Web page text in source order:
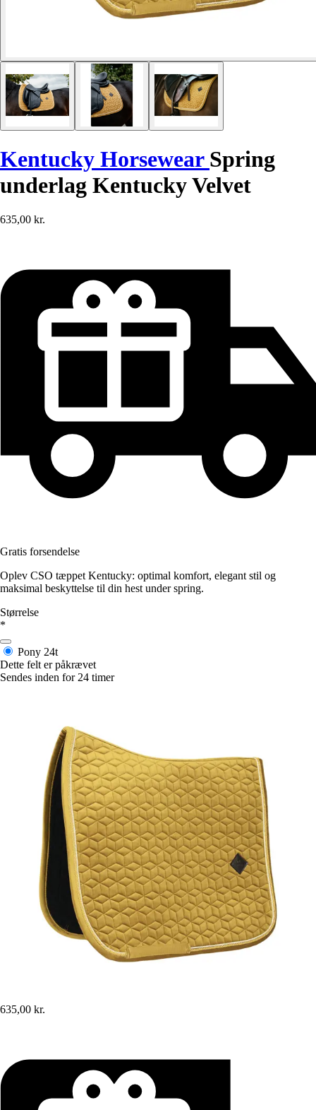
Kentucky Horsewear Spring
underlag Kentucky Velvet
635,00 kr.
Gratis forsendelse
Oplev CSO tæppet Kentucky: optimal komfort, elegant stil og
maksimal beskyttelse til din hest under spring.
Størrelse
*
Pony 24t
Dette felt er påkrævet
Sendes inden for 24 timer
635,00 kr.